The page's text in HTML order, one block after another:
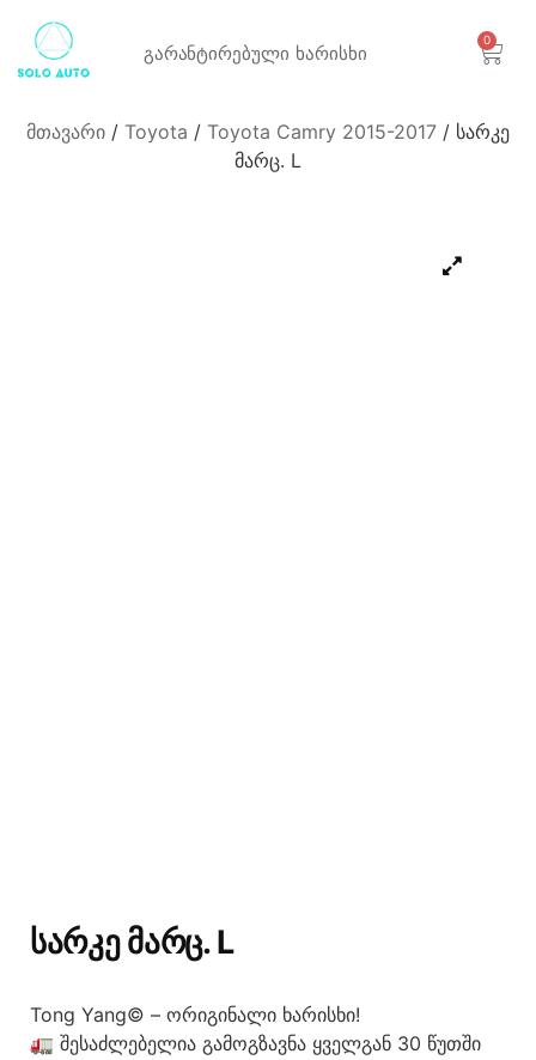
გარანტირებული ხარისხი
0
მთავარი / Toyota / Toyota Camry 2015-2017 / სარკე
მარც. L
ᲡᲐᲠᲙᲔ ᲛᲐᲠᲪ. L
Tong Yang© – ორიგინალი ხარისხი!
🚛 შესაძლებელია გამოგზავნა ყველგან 30 წუთში